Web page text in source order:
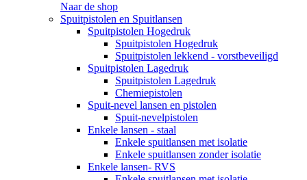
Naar de shop
Spuitpistolen en Spuitlansen
Spuitpistolen Hogedruk
Spuitpistolen Hogedruk
Spuitpistolen lekkend - vorstbeveiligd
Spuitpistolen Lagedruk
Spuitpistolen Lagedruk
Chemiepistolen
Spuit-nevel lansen en pistolen
Spuit-nevelpistolen
Enkele lansen - staal
Enkele spuitlansen met isolatie
Enkele spuitlansen zonder isolatie
Enkele lansen- RVS